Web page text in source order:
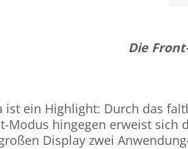
Die
ist ein Highlight: Durch das
Modus hingegen erweist
Display zwei